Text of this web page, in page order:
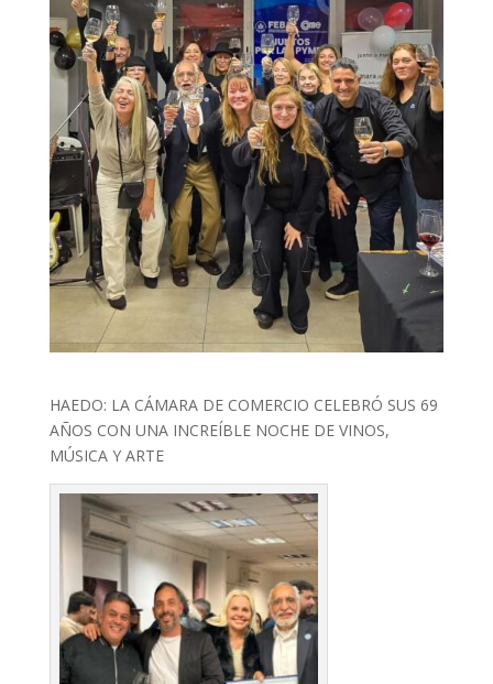
HAEDO: LA CÁMARA DE COMERCIO CELEBRÓ SUS 69
AÑOS CON UNA INCREÍBLE NOCHE DE VINOS,
MÚSICA Y ARTE